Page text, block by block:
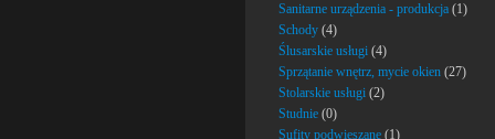
Sanitarne urządzenia - produkcja (1)
Schody (4)
Ślusarskie usługi (4)
Sprzątanie wnętrz, mycie okien (27)
Stolarskie usługi (2)
Studnie (0)
Sufity podwieszane (1)